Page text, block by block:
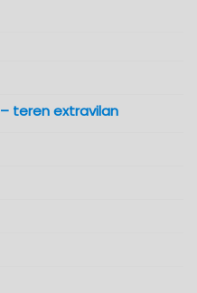
teren extravilan